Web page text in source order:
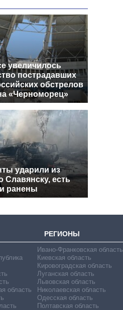
увеличилось
пострадавших
обстрелов
«Черноморец»
ударили из
Славянску, есть
ранены
РЕГИОНЫ
область
Ивано-Франковская область
Киевская область
Кировоградская область
Луганская область
Львовская область
Николаевская область
Одесская область
Полтавская область